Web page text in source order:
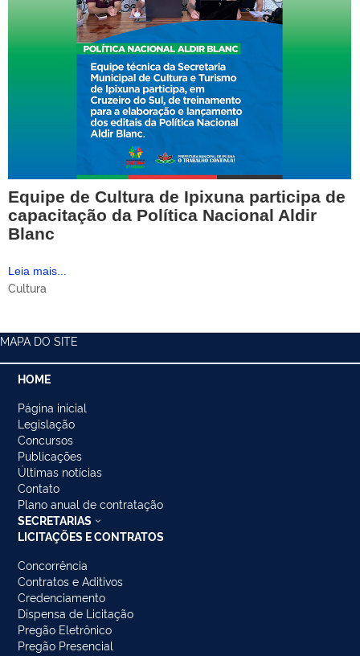
Equipe de Cultura de Ipixuna participa de
capacitação da Política Nacional Aldir
Blanc
Leia mais...
Cultura
MAPA DO SITE
HOME
Página inicial
Legislação
Concursos
Publicações
Últimas notícias
Contato
Plano anual de contratação
SECRETARIAS
LICITAÇÕES E CONTRATOS
Concorrência
Contratos e Aditivos
Credenciamento
Dispensa de Licitação
Pregão Eletrônico
Pregão Presencial